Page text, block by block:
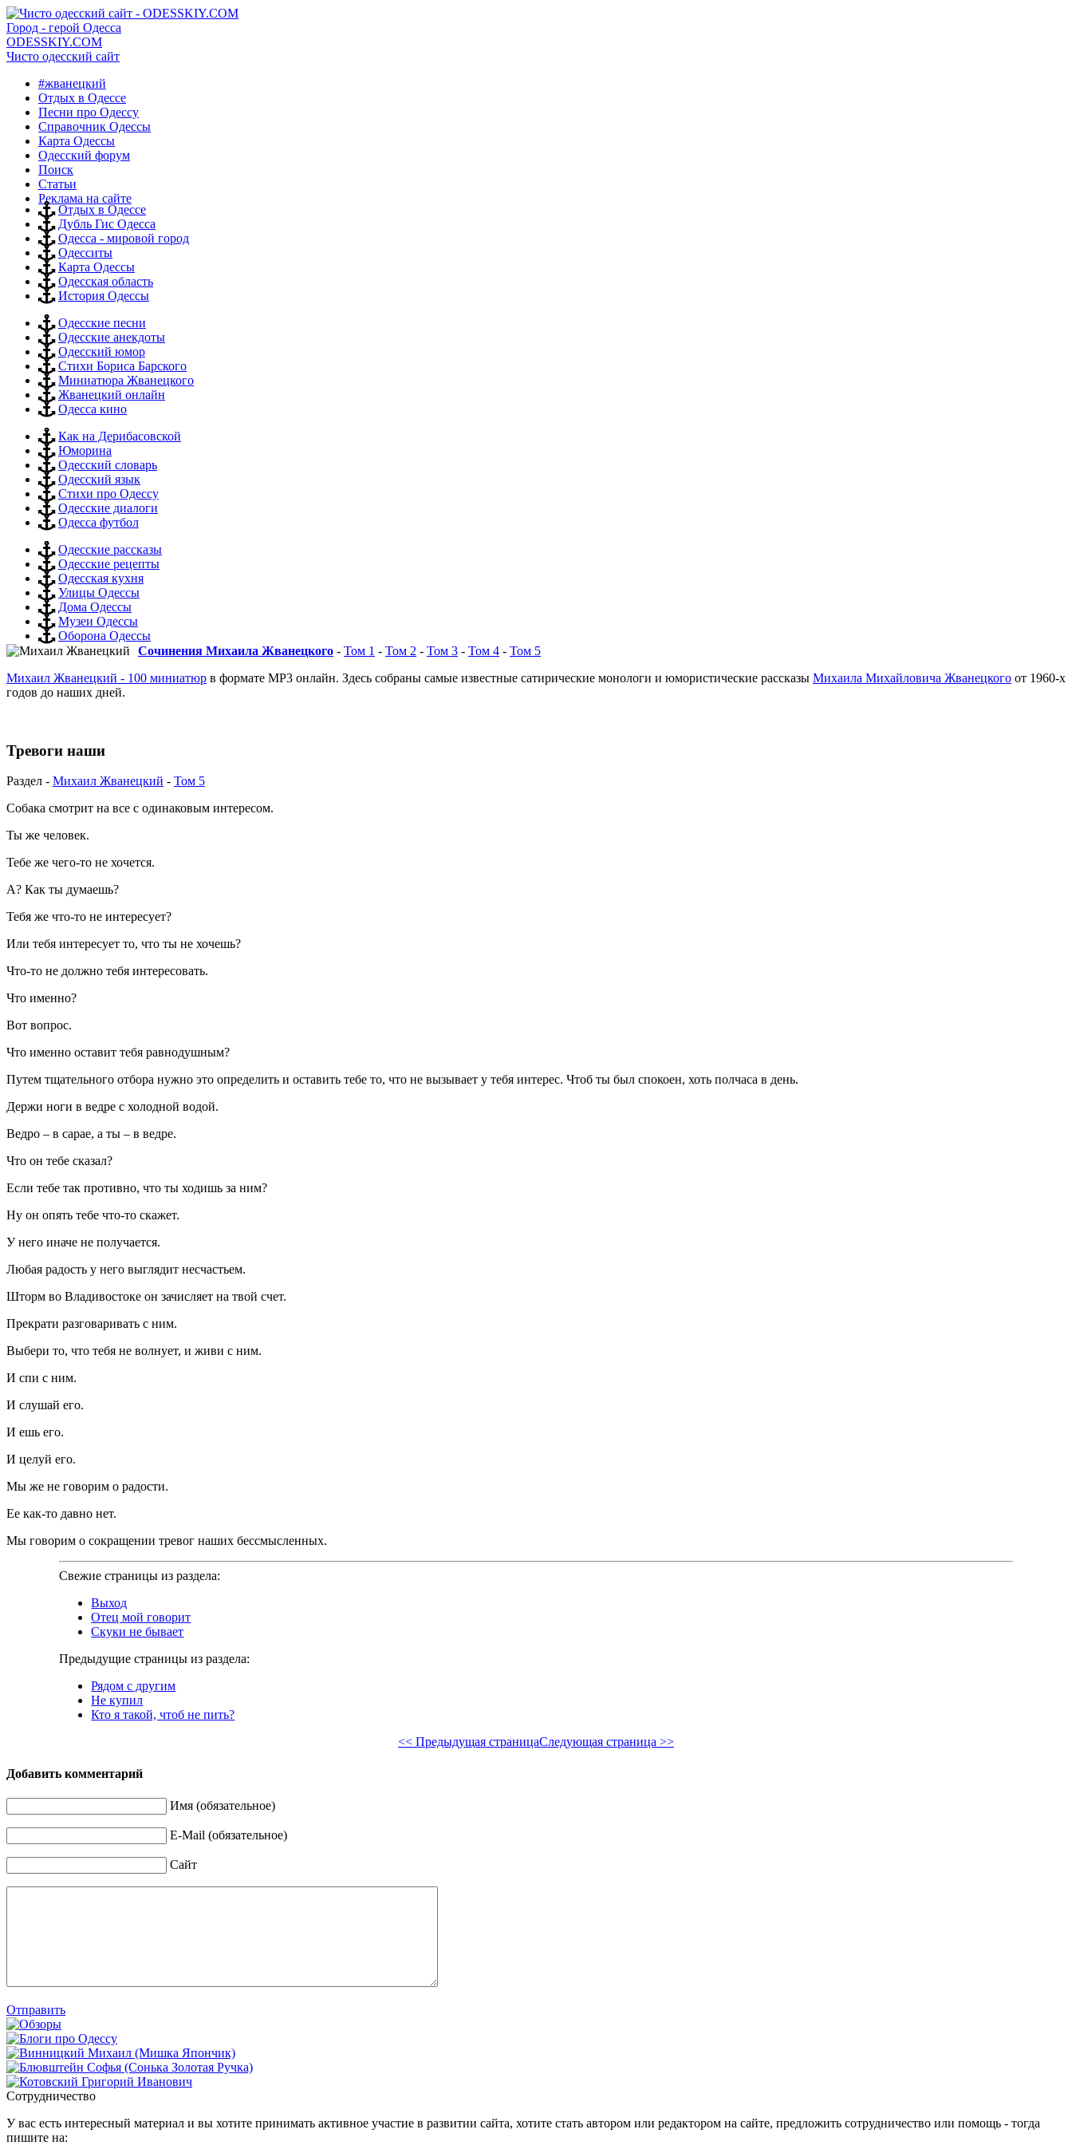
Город - герой Одесса
ODESSKIY.COM
Чисто одесский сайт
#жванецкий
Отдых в Одессе
Песни про Одессу
Справочник Одессы
Карта Одессы
Одесский форум
Поиск
Статьи
Реклама на сайте
Отдых в Одессе
Дубль Гис Одесса
Одесса - мировой город
Одесситы
Карта Одессы
Одесская область
История Одессы
Одесские песни
Одесские анекдоты
Одесский юмор
Стихи Бориса Барского
Миниатюра Жванецкого
Жванецкий онлайн
Одесса кино
Как на Дерибасовской
Юморина
Одесский словарь
Одесский язык
Стихи про Одессу
Одесские диалоги
Одесса футбол
Одесские рассказы
Одесские рецепты
Одесская кухня
Улицы Одессы
Дома Одессы
Музеи Одессы
Оборона Одессы
Сочинения Михаила Жванецкого - Том 1 - Том 2 - Том 3 - Том 4 - Том 5
Михаил Жванецкий - 100 миниатюр в формате MP3 онлайн. Здесь собраны самые известные сатирические монологи и юмористические рассказы Михаила Михайловича Жванецкого от 1960-х
годов до наших дней.
Тревоги наши
Раздел - Михаил Жванецкий - Том 5
Собака смотрит на все с одинаковым интересом.
Ты же человек.
Тебе же чего-то не хочется.
А? Как ты думаешь?
Тебя же что-то не интересует?
Или тебя интересует то, что ты не хочешь?
Что-то не должно тебя интересовать.
Что именно?
Вот вопрос.
Что именно оставит тебя равнодушным?
Путем тщательного отбора нужно это определить и оставить тебе то, что не вызывает у тебя интерес. Чтоб ты был спокоен, хоть полчаса в день.
Держи ноги в ведре с холодной водой.
Ведро – в сарае, а ты – в ведре.
Что он тебе сказал?
Если тебе так противно, что ты ходишь за ним?
Ну он опять тебе что-то скажет.
У него иначе не получается.
Любая радость у него выглядит несчастьем.
Шторм во Владивостоке он зачисляет на твой счет.
Прекрати разговаривать с ним.
Выбери то, что тебя не волнует, и живи с ним.
И спи с ним.
И слушай его.
И ешь его.
И целуй его.
Мы же не говорим о радости.
Ее как-то давно нет.
Мы говорим о сокращении тревог наших бессмысленных.
Свежие страницы из раздела:
Выход
Отец мой говорит
Скуки не бывает
Предыдущие страницы из раздела:
Рядом с другим
Не купил
Кто я такой, чтоб не пить?
<< Предыдущая страницаСледующая страница >>
Добавить комментарий
Имя (обязательное)
E-Mail (обязательное)
Сайт
Отправить
Сотрудничество
У вас есть интересный материал и вы хотите принимать активное участие в развитии сайта, хотите стать автором или редактором на сайте, предложить сотрудничество или помощь - тогда
пишите на: